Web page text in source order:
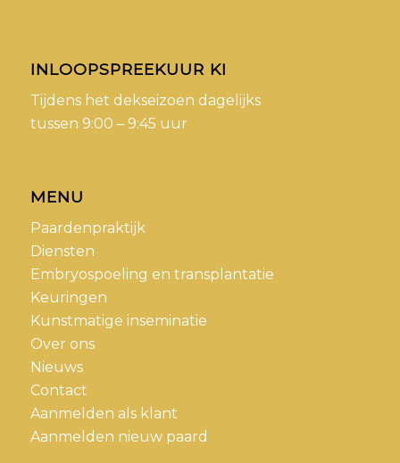
INLOOPSPREEKUUR KI
Tijdens het dekseizoen dagelijks
tussen 9:00 – 9:45 uur
MENU
Paardenpraktijk
Diensten
Embryospoeling en transplantatie
Keuringen
Kunstmatige inseminatie
Over ons
Nieuws
Contact
Aanmelden als klant
Aanmelden nieuw paard